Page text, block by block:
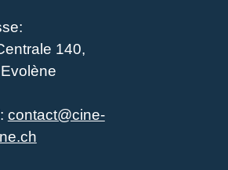
140,
contact@cine-